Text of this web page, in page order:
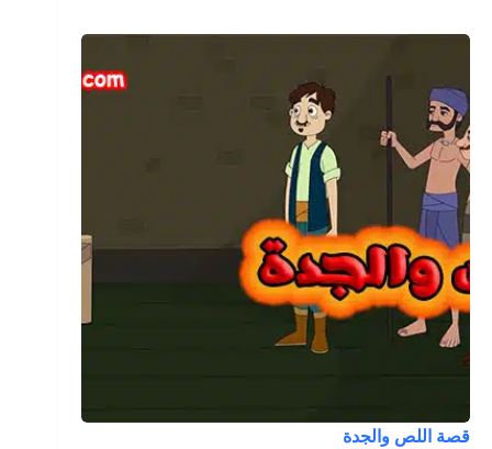
قصة اللص والجدة